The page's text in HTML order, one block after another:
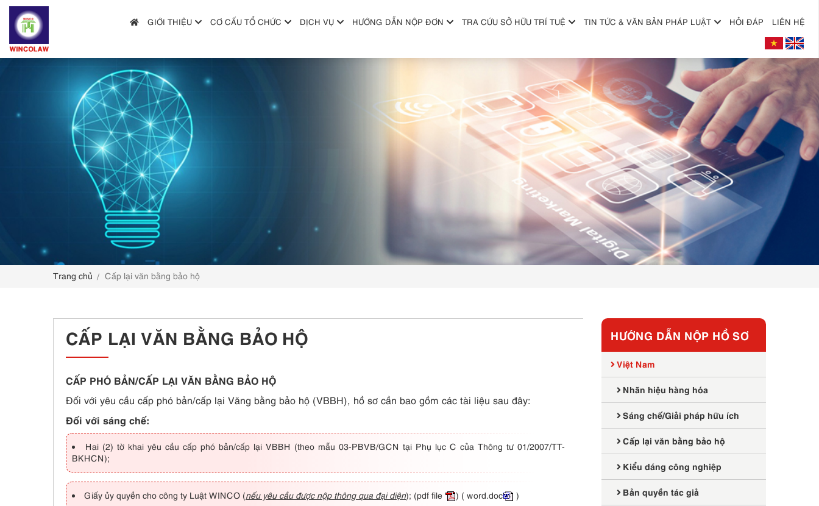
+
CƠ CẤU TỔ CHỨC +
+
HƯỚNG DẪN NỘP ĐƠN
TRA CỨU SỞ HỮU TRÍ TUỆ
TIN TỨC & VĂN BẢN PHÁP LUẬT
HỎI ĐÁP
GIỚI THIỆU CƠ CẤU TỔ CHỨC DỊCH VỤ HƯỚNG DẪN NỘP ĐƠN TRA CỨU SỞ HỮU TRÍ TUỆ TIN TỨC & VĂN BẢN PHÁP LUẬT HỎI ĐÁP LIÊN HỆ
Trang chủ Cấp lại văn bằng bảo hộ
CẤP LẠI VĂN BẰNG BẢO HỘ
CẤP PHÓ BẢN/CẤP LẠI VĂN BẰNG BẢO HỘ
Đối với yêu cầu cấp phó bản/cấp lại Văng bằng bảo hộ (VBBH), hồ sơ cần bao gồm các tài liệu sau đây:
Đối với sáng chế:
Hai (2) tờ khai yêu cầu cấp phó bản/cấp lại VBBH (theo mẫu 03-PBVB/GCN tại Phụ lục C của Thông tư 01/2007/TT-
BKHCN);
Giấy ủy quyền cho công ty Luật WINCO (nếu yêu cầu được nộp thông qua đại diện); (pdf file ) ( word.doc )
HƯỚNG DẪN NỘP HỒ SƠ
Việt Nam
Nhãn hiệu hàng hóa
Sáng chế/Giải pháp hữu ích
Cấp lại văn bằng bảo hộ
Kiểu dáng công nghiệp
Bản quyền tác giả